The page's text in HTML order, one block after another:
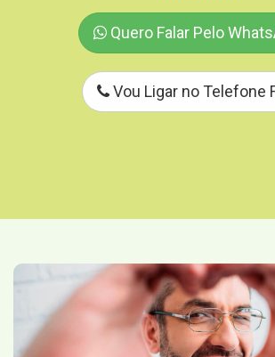
Quero Falar Pelo
Vou Ligar no Telefone